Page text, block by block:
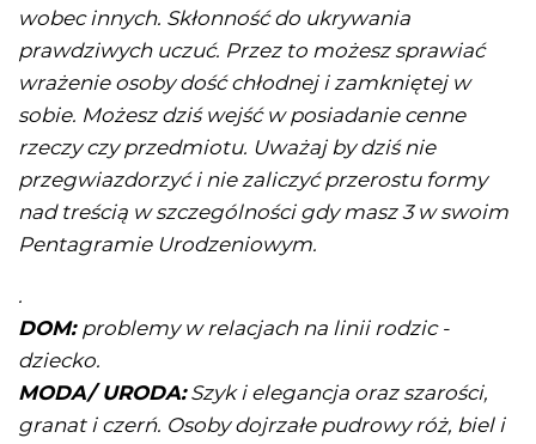
wobec innych. Skłonność do ukrywania
prawdziwych uczuć. Przez to możesz sprawiać
wrażenie osoby dość chłodnej i zamkniętej w
sobie. Możesz dziś wejść w posiadanie cenne
rzeczy czy przedmiotu. Uważaj by dziś nie
przegwiazdorzyć i nie zaliczyć przerostu formy
nad treścią w szczególności gdy masz 3 w swoim
Pentagramie Urodzeniowym.
.
DOM: problemy w relacjach na linii rodzic -
dziecko.
MODA/ URODA:Szyk i elegancja oraz szarości,
granat i czerń. Osoby dojrzałe pudrowy róż, biel i